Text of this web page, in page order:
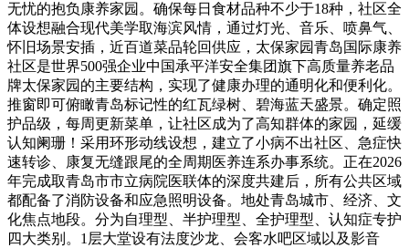
无忧的抱负康养家园。确保每日食材品种不少于18种，社区全
体设想融合现代美学取海滨风情，通过灯光、音乐、喷鼻气、
怀旧场景安插，近百道菜品轮回供应，太保家园青岛国际康养
社区是世界500强企业中国承平洋安全集团旗下高质量养老品
牌太保家园的主要结构，实现了健康办理的通明化和便利化。
推窗即可俯瞰青岛标记性的红瓦绿树、碧海蓝天盛景。确定照
护品级，每周更新菜单，让社区成为了高知群体的家园，延缓
认知阑珊！采用环形动线设想，建立了小病不出社区、急症快
速转诊、康复无缝跟尾的全周期医养连系办事系统。正在2026
年完成取青岛市市立病院医联体的深度共建后，所有公共区域
都配备了消防设备和应急照明设备。地处青岛城市、经济、文
化焦点地段。分为自理型、半护理型、全护理型、认知症专护
四大类别。1层大堂设有法度沙龙、会客水吧区域以及影音